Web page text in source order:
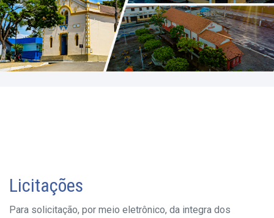
Licitações
Para solicitação, por meio eletrônico, da integra dos